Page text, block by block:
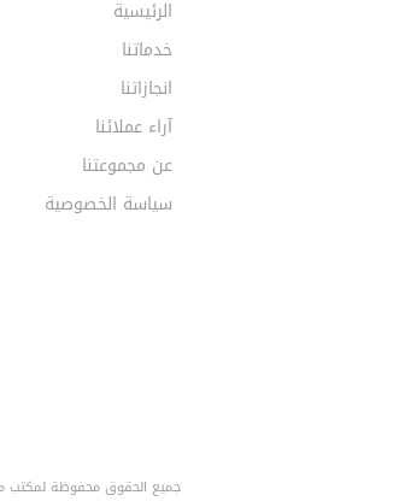
الرئيسية
خدماتنا
انجازاتنا
آراء عملائنا
عن مجموعتنا
سياسة الخصوصية
جميع الحقوق محفوظة لمكتب